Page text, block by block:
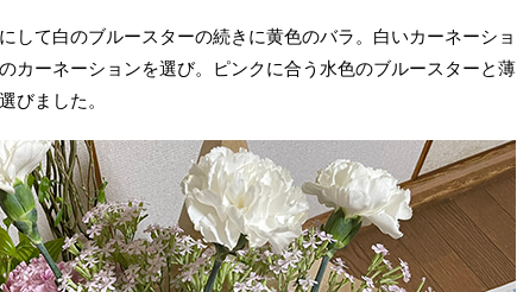
して白のブルースターの続きに黄色のバラ。白いカーネーショ
カーネーションを選び。ピンクに合う水色のブルースターと薄
びました。